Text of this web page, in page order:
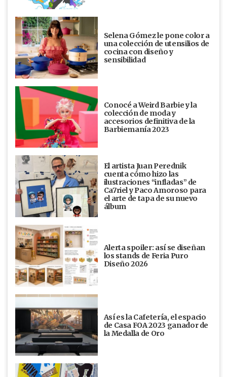
Selena Gómez le pone color a
una colección de utensilios de
cocina con diseño y
sensibilidad
Conocé a Weird Barbie y la
colección de moda y
accesorios definitiva de la
Barbiemanía 2023
El artista Juan Perednik
cuenta cómo hizo las
ilustraciones “infladas” de
Ca7riel y Paco Amoroso para
el arte de tapa de su nuevo
álbum
Alerta spoiler: así se diseñan
los stands de Feria Puro
Diseño 2026
Así es la Cafetería, el espacio
de Casa FOA 2023 ganador de
la Medalla de Oro